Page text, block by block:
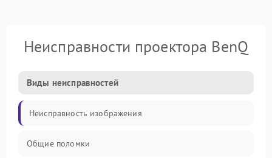
Неисправности проектора BenQ
Виды неисправностей
Неисправность изображения
Общие поломки